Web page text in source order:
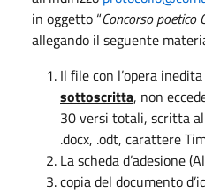
in oggetto “Concorso poetico
allegando il seguente
Il file con l’opera
sottoscritta, non
30 versi totali, scritta
.docx, .odt, carattere
La scheda d’adesione
copia del documento